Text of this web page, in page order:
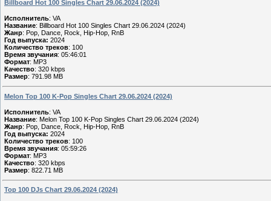
Billboard Hot 100 Singles Chart 29.06.2024 (2024)
Исполнитель: VA
Название: Billboard Hot 100 Singles Chart 29.06.2024 (2024)
Жанр: Pop, Dance, Rock, Hip-Hop, RnB
Год выпуска: 2024
Количество треков: 100
Время звучания: 05:46:01
Формат: MP3
Качество: 320 kbps
Размер: 791.98 MB
Melon Top 100 K-Pop Singles Chart 29.06.2024 (2024)
Исполнитель: VA
Название: Melon Top 100 K-Pop Singles Chart 29.06.2024 (2024)
Жанр: Pop, Dance, Rock, Hip-Hop, RnB
Год выпуска: 2024
Количество треков: 100
Время звучания: 05:59:26
Формат: MP3
Качество: 320 kbps
Размер: 822.71 MB
Top 100 DJs Chart 29.06.2024 (2024)